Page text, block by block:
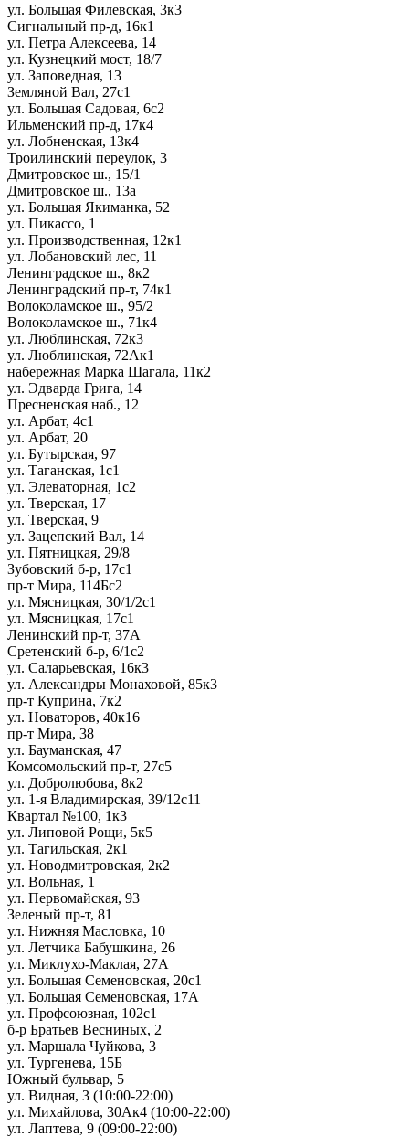
ул. Большая Филевская, 3к3
Сигнальный пр-д, 16к1
ул. Петра Алексеева, 14
ул. Кузнецкий мост, 18/7
ул. Заповедная, 13
Земляной Вал, 27с1
ул. Большая Садовая, 6с2
Ильменский пр-д, 17к4
ул. Лобненская, 13к4
Троилинский переулок, 3
Дмитровское ш., 15/1
Дмитровское ш., 13а
ул. Большая Якиманка, 52
ул. Пикассо, 1
ул. Производственная, 12к1
ул. Лобановский лес, 11
Ленинградское ш., 8к2
Ленинградский пр-т, 74к1
Волоколамское ш., 95/2
Волоколамское ш., 71к4
ул. Люблинская, 72к3
ул. Люблинская, 72Ак1
набережная Марка Шагала, 11к2
ул. Эдварда Грига, 14
Пресненская наб., 12
ул. Арбат, 4с1
ул. Арбат, 20
ул. Бутырская, 97
ул. Таганская, 1с1
ул. Элеваторная, 1с2
ул. Тверская, 17
ул. Тверская, 9
ул. Зацепский Вал, 14
ул. Пятницкая, 29/8
Зубовский б-р, 17с1
пр-т Мира, 114Бс2
ул. Мясницкая, 30/1/2с1
ул. Мясницкая, 17с1
Ленинский пр-т, 37А
Сретенский б-р, 6/1с2
ул. Саларьевская, 16к3
ул. Александры Монаховой, 85к3
пр-т Куприна, 7к2
ул. Новаторов, 40к16
пр-т Мира, 38
ул. Бауманская, 47
Комсомольский пр-т, 27с5
ул. Добролюбова, 8к2
ул. 1-я Владимирская, 39/12с11
Квартал №100, 1к3
ул. Липовой Рощи, 5к5
ул. Тагильская, 2к1
ул. Новодмитровская, 2к2
ул. Вольная, 1
ул. Первомайская, 93
Зеленый пр-т, 81
ул. Нижняя Масловка, 10
ул. Летчика Бабушкина, 26
ул. Миклухо-Маклая, 27А
ул. Большая Семеновская, 20с1
ул. Большая Семеновская, 17А
ул. Профсоюзная, 102с1
б-р Братьев Весниных, 2
ул. Маршала Чуйкова, 3
ул. Тургенева, 15Б
Южный бульвар, 5
ул. Видная, 3 (10:00-22:00)
ул. Михайлова, 30Ак4 (10:00-22:00)
ул. Лаптева, 9 (09:00-22:00)